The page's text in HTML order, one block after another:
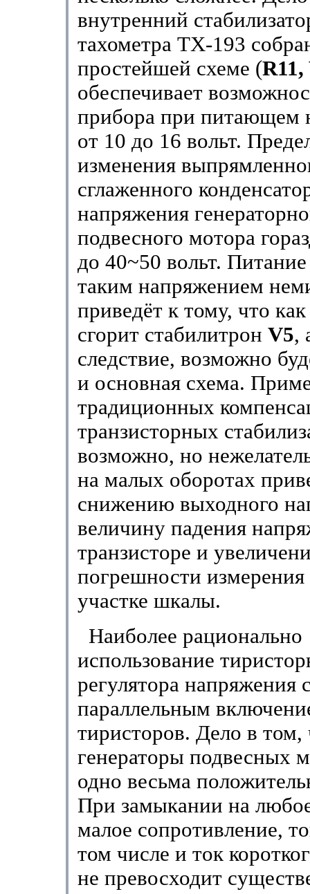
внутренний
тахометра ТХ-193
простейшей схеме (R11,
обеспечивает
прибора при питающем
от 10 до 16 вольт.
изменения
сглаженного
напряжения
подвесного мотора
до 40~50 вольт.
таким напряжением
приведёт к тому, что
сгорит стабилитрон V5,
следствие, возможно
и основная схема.
традиционных
транзисторных
возможно, но
на малых оборотах
снижению выходного
величину падения
транзисторе и
погрешности
участке шкалы.
Наиболее рационально
использование
регулятора напряжения
параллельным
тиристоров. Дело в том,
генераторы подвесных
одно весьма
При замыкании на
малое сопротивление,
том числе и ток
не превосходит